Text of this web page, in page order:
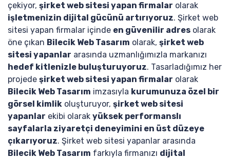
çekiyor, şirket web sitesi yapan firmalar olarak
işletmenizin dijital gücünü artırıyoruz. Şirket web
sitesi yapan firmalar içinde en güvenilir adres olarak
öne çıkan Bilecik Web Tasarım olarak, şirket web
sitesi yapanlar arasında uzmanlığımızla markanızı
hedef kitlenizle buluşturuyoruz. Tasarladığımız her
projede şirket web sitesi yapan firmalar olarak
Bilecik Web Tasarım imzasıyla kurumunuza özel bir
görsel kimlik oluşturuyor, şirket web sitesi
yapanlar ekibi olarak yüksek performanslı
sayfalarla ziyaretçi deneyimini en üst düzeye
çıkarıyoruz. Şirket web sitesi yapanlar arasında
Bilecik Web Tasarım farkıyla firmanızı dijital